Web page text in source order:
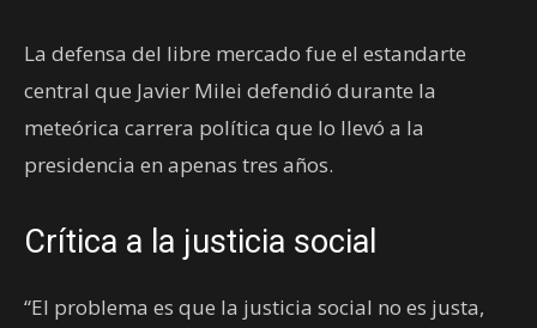
La defensa del libre mercado fue el estandarte
central que Javier Milei defendió durante la
meteórica carrera política que lo llevó a la
presidencia en apenas tres años.
Crítica a la justicia social
“El problema es que la justicia social no es justa,